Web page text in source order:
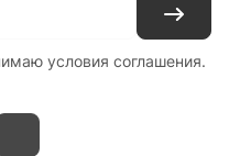
условия соглашения.